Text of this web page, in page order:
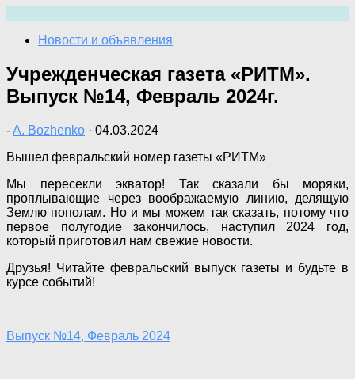
содержимому
Новости и объявления
Учрежденческая газета «РИТМ».
Выпуск №14, Февраль 2024г.
-A. Bozhenko · 04.03.2024
Вышел февральский номер газеты «РИТМ»
Мы пересекли экватор! Так сказали бы моряки,
проплывающие через воображаемую линию, делящую
Землю пополам. Но и мы можем так сказать, потому что
первое полугодие закончилось, наступил 2024 год,
который приготовил нам свежие новости.
Друзья! Читайте февральский выпуск газеты и будьте в
курсе событий!
Выпуск №14, Февраль 2024